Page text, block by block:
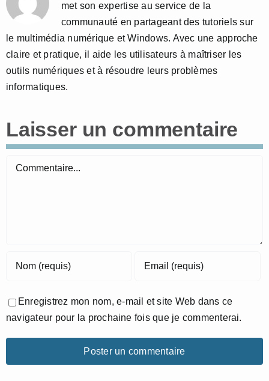
met son expertise au service de la
communauté en partageant des tutoriels sur
le multimédia numérique et Windows. Avec une approche
claire et pratique, il aide les utilisateurs à maîtriser les
outils numériques et à résoudre leurs problèmes
informatiques.
Laisser un commentaire
Commentaire
Enregistrez mon nom, e-mail et site Web dans ce
navigateur pour la prochaine fois que je commenterai.